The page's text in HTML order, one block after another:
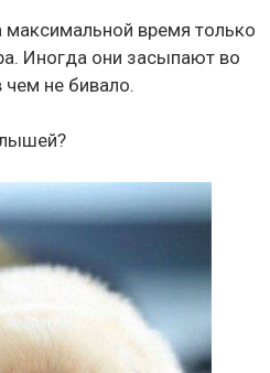
время только
Иногда они засыпают во
не бивало.